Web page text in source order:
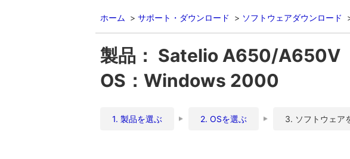
ホーム サポート・ダウンロード ソフトウェアダウンロード
製品： Satelio A650/A650V
OS：Windows 2000
1. 製品を選ぶ 2. OSを選ぶ 3. ソフトウェア